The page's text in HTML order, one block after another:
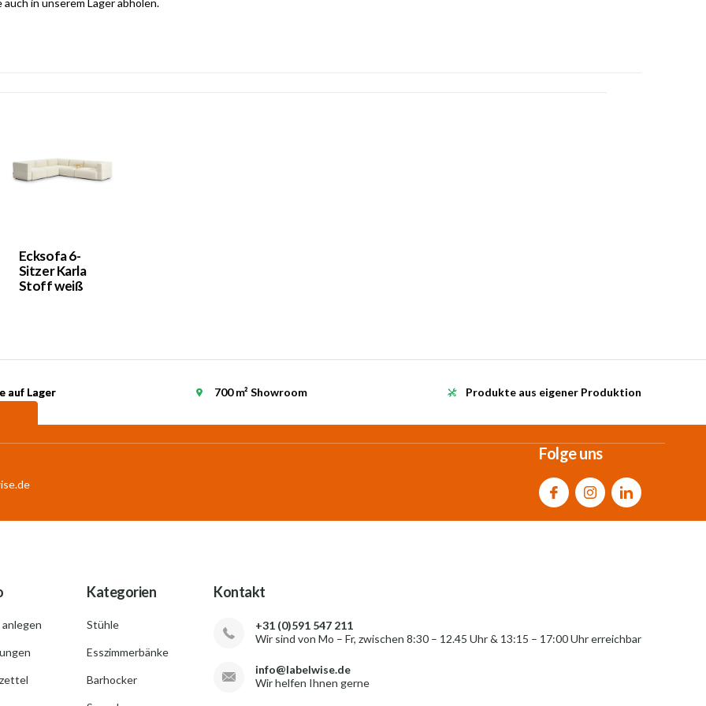
in unserem Lager abholen.
Ecksofa 6-
Sitzer Karla
Stoff weiß
auf Lager 700 m² Showroom Produkte aus eigener Produktion
auf Lager
Folge uns
Kategorien
Stühle
Esszimmerbänke
Barhocker
Kontakt
+31 (0)591 547 211
Wir sind von Mo – Fr, zwischen 8:30 – 12.45 Uhr & 13:15 – 17:00 Uhr erreichbar
info@labelwise.de
Wir helfen Ihnen gerne